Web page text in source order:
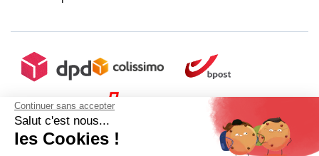
Continuer sans accepter
Salut c'est nous...
les Cookies !